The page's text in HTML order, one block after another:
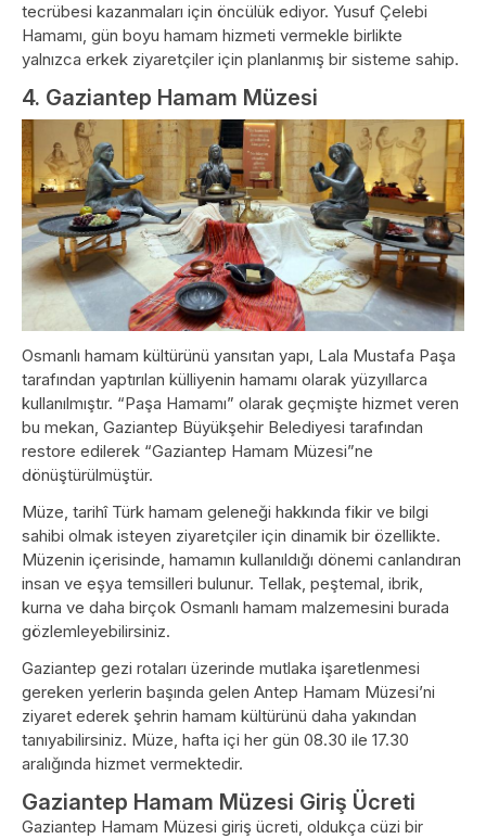
tecrübesi kazanmaları için öncülük ediyor. Yusuf Çelebi
Hamamı, gün boyu hamam hizmeti vermekle birlikte
yalnızca erkek ziyaretçiler için planlanmış bir sisteme sahip.
4. Gaziantep Hamam Müzesi
Osmanlı hamam kültürünü yansıtan yapı, Lala Mustafa Paşa
tarafından yaptırılan külliyenin hamamı olarak yüzyıllarca
kullanılmıştır. “Paşa Hamamı” olarak geçmişte hizmet veren
bu mekan, Gaziantep Büyükşehir Belediyesi tarafından
restore edilerek “Gaziantep Hamam Müzesi”ne
dönüştürülmüştür.
Müze, tarihî Türk hamam geleneği hakkında fikir ve bilgi
sahibi olmak isteyen ziyaretçiler için dinamik bir özellikte.
Müzenin içerisinde, hamamın kullanıldığı dönemi canlandıran
insan ve eşya temsilleri bulunur. Tellak, peştemal, ibrik,
kurna ve daha birçok Osmanlı hamam malzemesini burada
gözlemleyebilirsiniz.
Gaziantep gezi rotaları üzerinde mutlaka işaretlenmesi
gereken yerlerin başında gelen Antep Hamam Müzesi’ni
ziyaret ederek şehrin hamam kültürünü daha yakından
tanıyabilirsiniz. Müze, hafta içi her gün 08.30 ile 17.30
aralığında hizmet vermektedir.
Gaziantep Hamam Müzesi Giriş Ücreti
Gaziantep Hamam Müzesi giriş ücreti, oldukça cüzi bir